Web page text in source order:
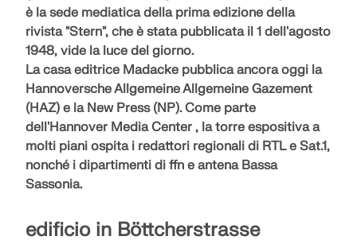
è lasede mediaticadella prima edizione della
rivista "Stern", che è stata pubblicata il 1 dell'agosto
1948, vide la luce del giorno.
La casa editrice Madacke pubblica ancora oggi la
Hannoversche Allgemeine Allgemeine Gazement
(HAZ) e la New Press (NP). Come parte
dell'Hannover Media Center , la torre espositiva a
molti piani ospita i redattori regionali di RTL e Sat.1,
nonché i dipartimenti di ffn e antena Bassa
Sassonia.
edificio in Böttcherstrasse